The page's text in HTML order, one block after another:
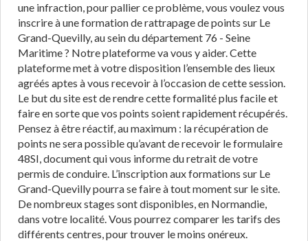
une infraction, pour pallier ce problème, vous voulez vous
inscrire à une formation de rattrapage de points sur Le
Grand-Quevilly, au sein du département 76 - Seine
Maritime ? Notre plateforme va vous y aider. Cette
plateforme met à votre disposition l’ensemble des lieux
agréés aptes à vous recevoir à l’occasion de cette session.
Le but du site est de rendre cette formalité plus facile et
faire en sorte que vos points soient rapidement récupérés.
Pensez à être réactif, au maximum : la récupération de
points ne sera possible qu’avant de recevoir le formulaire
48SI, document qui vous informe du retrait de votre
permis de conduire. L’inscription aux formations sur Le
Grand-Quevilly pourra se faire à tout moment sur le site.
De nombreux stages sont disponibles, en Normandie,
dans votre localité. Vous pourrez comparer les tarifs des
différents centres, pour trouver le moins onéreux.